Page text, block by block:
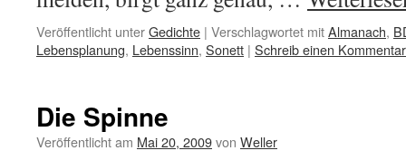
Veröffentlicht unterGedichte | Verschlagwortet mitAlmanach,
Lebensplanung, Lebenssinn, Sonett | Schreib einen Kommentar
Die Spinne
Veröffentlicht am Mai 20, 2009von Weller